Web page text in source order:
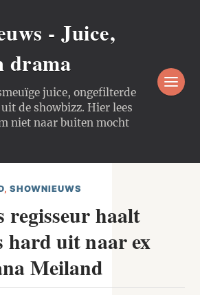
- Juice,
drama
juice, ongefilterde
de showbizz. Hier lees
niet naar buiten mocht
,SHOWNIEUWS
regisseur haalt
hard uit naar ex
Meiland